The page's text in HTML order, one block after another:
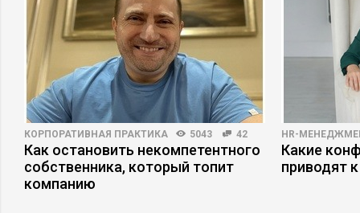
КОРПОРАТИВНАЯ ПРАКТИКА 5043 42
Как остановить некомпетентного
собственника, который топит
компанию
HR-
Какие
приводят